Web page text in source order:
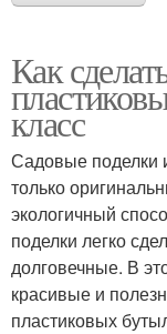
Как
класс
Садовые поделки
только
экологичный
поделки легко
долговечные. В
красивые и
пластиковых